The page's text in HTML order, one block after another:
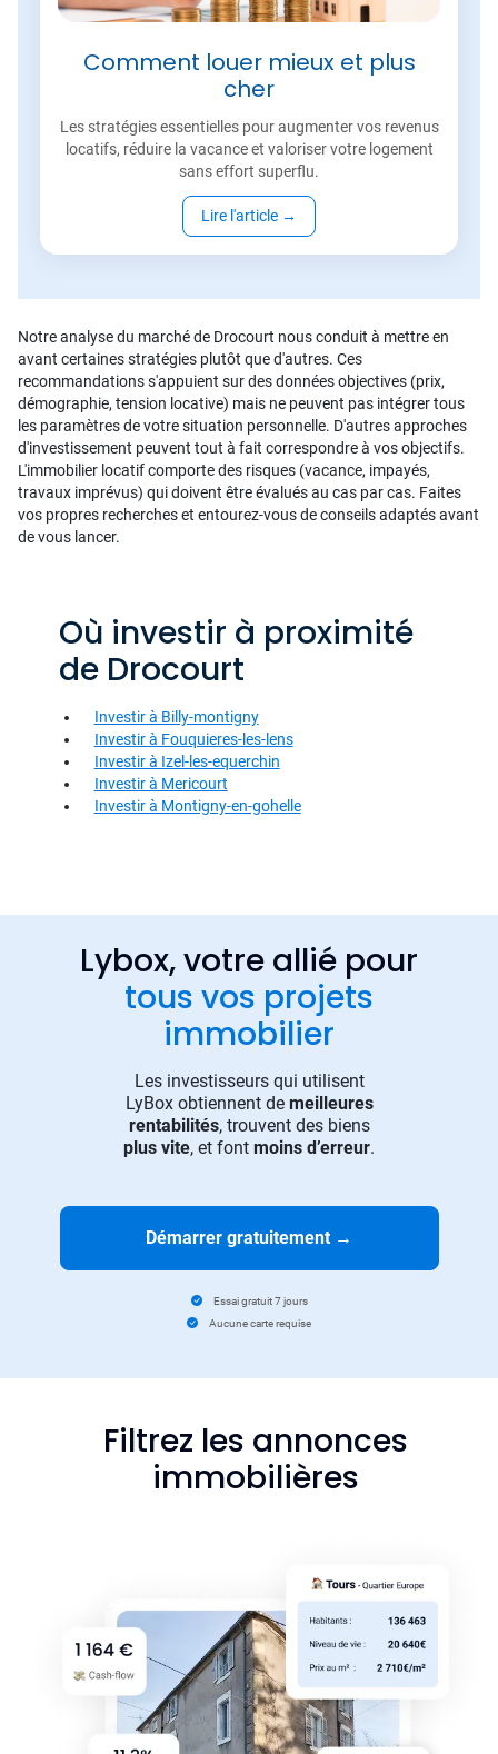
Comment louer mieux et plus
cher
Les stratégies essentielles pour augmenter vos revenus
locatifs, réduire la vacance et valoriser votre logement
sans effort superflu.
Lire l'article →
Notre analyse du marché de Drocourt nous conduit à mettre en
avant certaines stratégies plutôt que d'autres. Ces
recommandations s'appuient sur des données objectives (prix,
démographie, tension locative) mais ne peuvent pas intégrer tous
les paramètres de votre situation personnelle. D'autres approches
d'investissement peuvent tout à fait correspondre à vos objectifs.
L'immobilier locatif comporte des risques (vacance, impayés,
travaux imprévus) qui doivent être évalués au cas par cas. Faites
vos propres recherches et entourez-vous de conseils adaptés avant
de vous lancer.
Où investir à proximité
de Drocourt
Investir à Billy-montigny
Investir à Fouquieres-les-lens
Investir à Izel-les-equerchin
Investir à Mericourt
Investir à Montigny-en-gohelle
Lybox, votre allié pour
tous vos projets
immobilier
Les investisseurs qui utilisent
LyBox obtiennent de meilleures
rentabilités, trouvent des biens
plus vite, et font moins d’erreur.
Démarrer gratuitement →
Essai gratuit 7 jours
Aucune carte requise
Filtrez les annonces
immobilières